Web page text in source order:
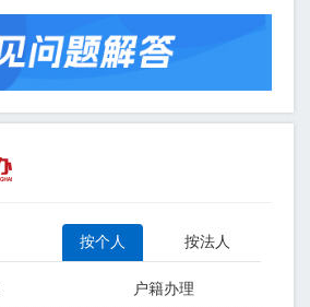
按法人
按个人
户籍办理